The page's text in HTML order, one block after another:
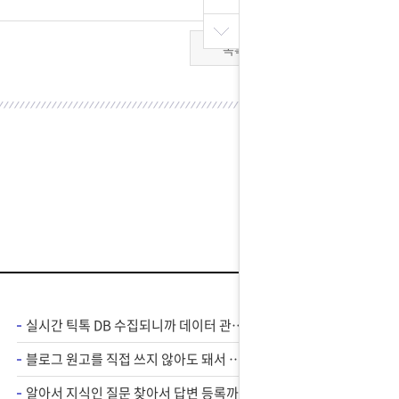
목록
실시간 틱톡 DB 수집되니까 데이터 관리가 편해졌어요
블로그 원고를 직접 쓰지 않아도 돼서 손 덜 가고 편해요 !